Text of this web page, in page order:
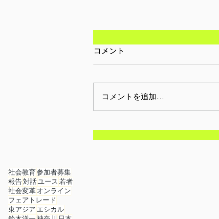
【参加者募集/オンライン】
コメント
コメントを追加…
社会教育参加者募集
報告対話ユース 若者
社会変革オンライン
フェアトレード
東アジア エシカル